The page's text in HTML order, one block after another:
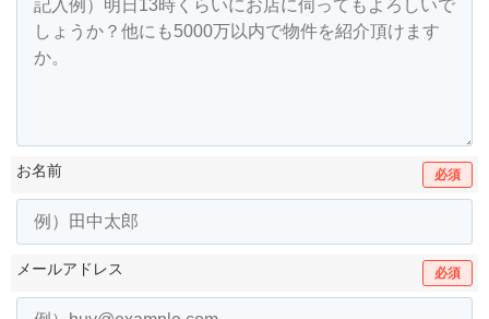
お名前 必須
メールアドレス 必須